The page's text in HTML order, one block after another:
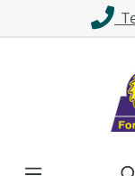
Zum Hauptinhalt